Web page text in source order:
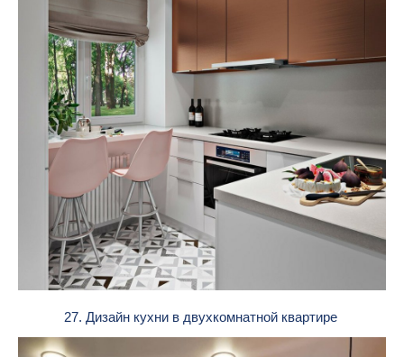
27. Дизайн кухни в двухкомнатной квартире